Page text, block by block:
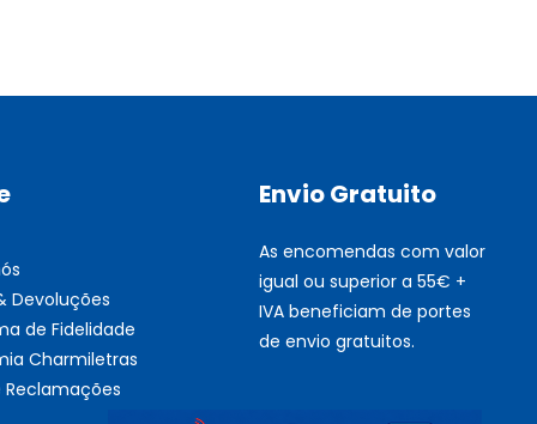
Devoluções
de Fidelidade
Charmiletras
Reclamações
Envio Gratuito
As encomendas com valor
igual ou superior a 55€ +
IVA beneficiam de portes
de envio gratuitos.